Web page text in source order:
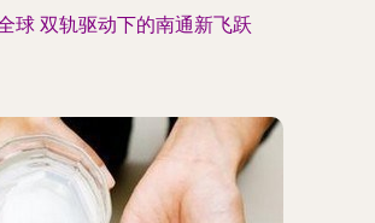
球 双轨驱动下的南通新飞跃